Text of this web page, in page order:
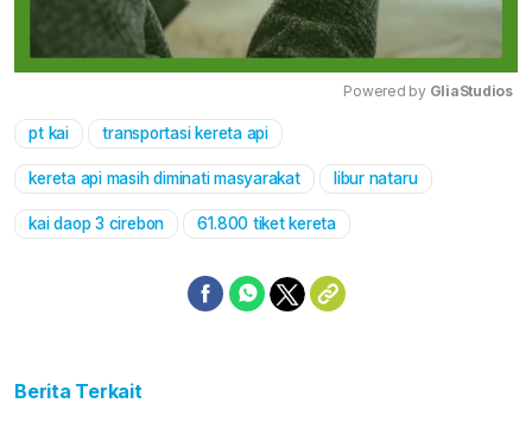
Powered by GliaStudios
pt kai transportasi kereta api
kereta api masih diminati masyarakat libur nataru
kai daop 3 cirebon 61.800 tiket kereta
Berita Terkait